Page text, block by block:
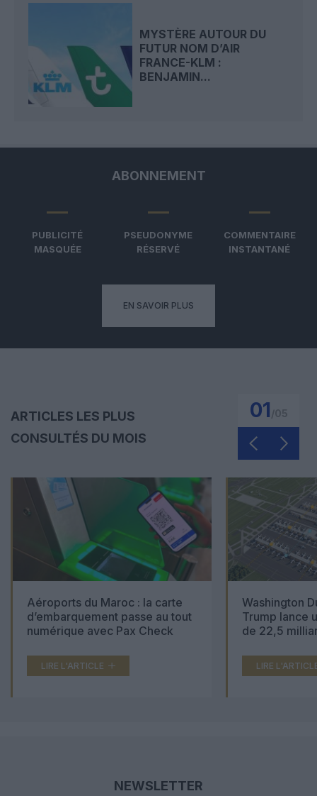
MYSTÈRE AUTOUR DU
FUTUR NOM D’AIR
FRANCE-KLM :
BENJAMIN...
ABONNEMENT
PUBLICITÉ
MASQUÉE
PSEUDONYME
RÉSERVÉ
COMMENTAIRE
INSTANTANÉ
EN SAVOIR PLUS
ARTICLES LES PLUS
CONSULTÉS DU MOIS
01
Aéroports du Maroc : la carte
d’embarquement passe au tout
numérique avec Pax Check
LIRE L'ARTICLE
Washington
Trump lance
de 22,5
LIRE
NEWSLETTER